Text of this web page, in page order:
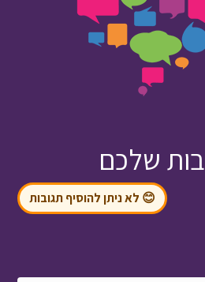
שלכם
😊 לא ניתן להוסיף תגובות